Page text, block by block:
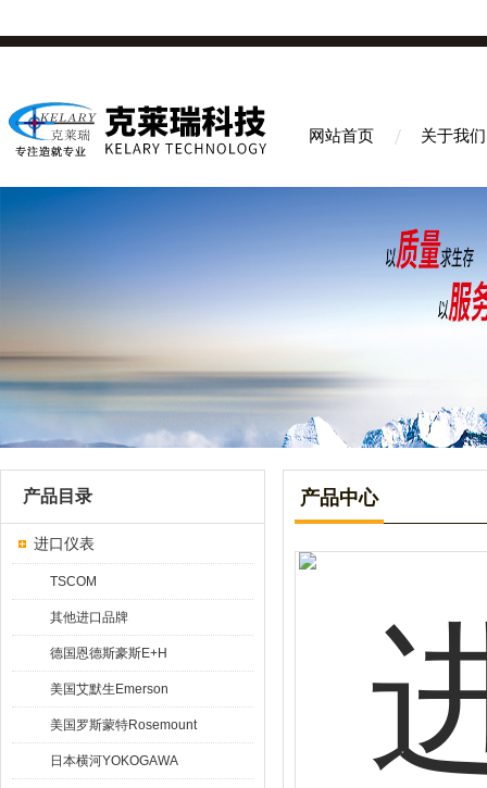
网站首页 关于我们
产品目录
进口仪表
TSCOM
其他进口品牌
德国恩德斯豪斯E+H
美国艾默生Emerson
美国罗斯蒙特Rosemount
日本横河YOKOGAWA
产品中心